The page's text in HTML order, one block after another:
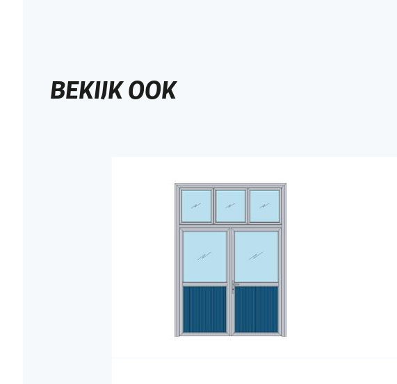
BEKIJK OOK